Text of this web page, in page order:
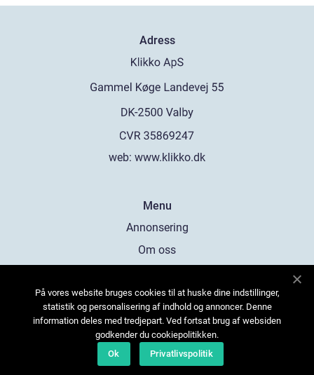
Adress
web: www.klikko.dk
Menu
Annonsering
Om oss
Kontakta oss
Sitemap
På vores website bruges cookies til at huske dine indstillinger,
statistik og personalisering af indhold og annoncer. Denne
information deles med tredjepart. Ved fortsat brug af websiden
godkender du cookiepolitikken.
Ok
Privatlivspolitik